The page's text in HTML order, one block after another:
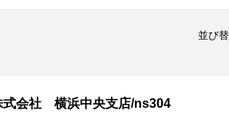
並び替
式会社 横浜中央支店/ns304